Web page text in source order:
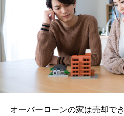
オーバーローンの家は売却で